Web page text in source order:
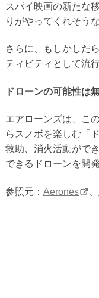
スパイ映画の新たな
りがやってくれそう
さらに、もしかした
ティビティとして流
ドローンの可能性は
エアローンズは、こ
らスノボを楽しむ「
救助、消火活動がで
できるドローンを開
参照元： Aerones 、